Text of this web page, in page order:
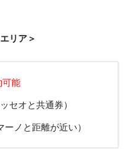
リア＞
可能
セオと共通券）
ノと距離が近い）